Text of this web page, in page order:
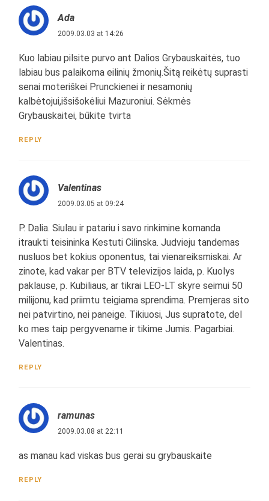
Ada
2009.03.03 at 14:26
Kuo labiau pilsite purvo ant Dalios Grybauskaitės, tuo
labiau bus palaikoma eilinių žmonių.Šitą reikėtų suprasti
senai moteriškei Prunckienei ir nesamonių
kalbėtojui,išsišokėliui Mazuroniui. Sėkmės
Grybauskaitei, būkite tvirta
REPLY
Valentinas
2009.03.05 at 09:24
P. Dalia. Siulau ir patariu i savo rinkimine komanda
itraukti teisininka Kestuti Cilinska. Judvieju tandemas
nusluos bet kokius oponentus, tai vienareiksmiskai. Ar
zinote, kad vakar per BTV televizijos laida, p. Kuolys
paklause, p. Kubiliaus, ar tikrai LEO-LT skyre seimui 50
milijonu, kad priimtu teigiama sprendima. Premjeras sito
nei patvirtino, nei paneige. Tikiuosi, Jus supratote, del
ko mes taip pergyvename ir tikime Jumis. Pagarbiai.
Valentinas.
REPLY
ramunas
2009.03.08 at 22:11
as manau kad viskas bus gerai su grybauskaite
REPLY